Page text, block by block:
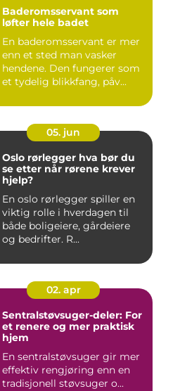
Baderomsservant som
løfter hele badet
En baderomsservant er mer
enn et sted man vasker
hendene. Den fungerer som
et tydelig blikkfang, påv...
05. jun
Oslo rørlegger hva bør du
se etter når rørene krever
hjelp?
En oslo rørlegger spiller en
viktig rolle i hverdagen til
både boligeiere, gårdeiere
og bedrifter. R...
02. apr
Sentralstøvsuger-deler: For
et renere og mer praktisk
hjem
En sentralstøvsuger gir mer
effektiv rengjøring enn en
tradisjonell støvsuger o...